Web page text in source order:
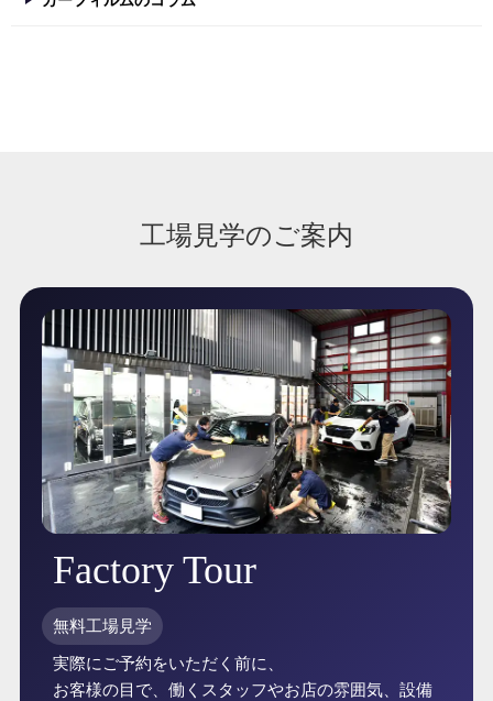
工場見学のご案内
Factory Tour
無料工場見学
実際にご予約をいただく前に、
お客様の目で、働くスタッフやお店の雰囲気、設備